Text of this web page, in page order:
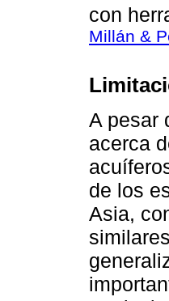
con
Millán &
A pesar
acerca
de los
Asia,